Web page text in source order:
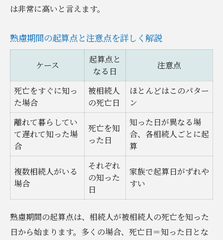
は非常に高いと言えます。
熟慮期間の起算点と注意点を詳しく解説
ケース
起算点と
なる日
注意点
死亡をすぐに知っ
た場合
被相続人
の死亡日
ほとんどはこのパター
ン
離れて暮らしてい
て遅れて知った場
合
死亡を知
った日
知った日が異なる場
合、各相続人ごとに起
算
複数相続人がいる
場合
それぞれ
の知った
日
家族で起算日がずれや
すい
熟慮期間の起算点は、相続人が被相続人の死亡を知った
日から始まります。多くの場合、死亡日＝知った日とな